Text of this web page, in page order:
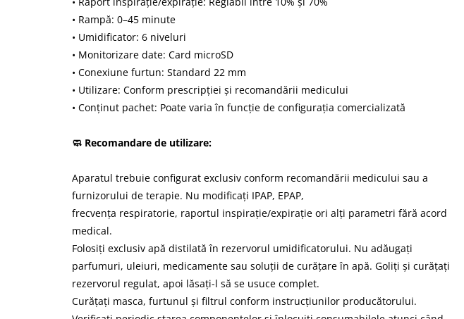
• Rampă: 0–45 minute
• Umidificator: 6 niveluri
• Monitorizare date: Card microSD
• Conexiune furtun: Standard 22 mm
• Utilizare: Conform prescripției și recomandării medicului
• Conținut pachet: Poate varia în funcție de configurația comercializată
🧼 Recomandare de utilizare:
Aparatul trebuie configurat exclusiv conform recomandării medicului sau a
furnizorului de terapie. Nu modificați IPAP, EPAP,
frecvența respiratorie, raportul inspirație/expirație ori alți parametri fără acord
medical.
Folosiți exclusiv apă distilată în rezervorul umidificatorului. Nu adăugați
parfumuri, uleiuri, medicamente sau soluții de curățare în apă. Goliți și curățați
rezervorul regulat, apoi lăsați-l să se usuce complet.
Curățați masca, furtunul și filtrul conform instrucțiunilor producătorului.